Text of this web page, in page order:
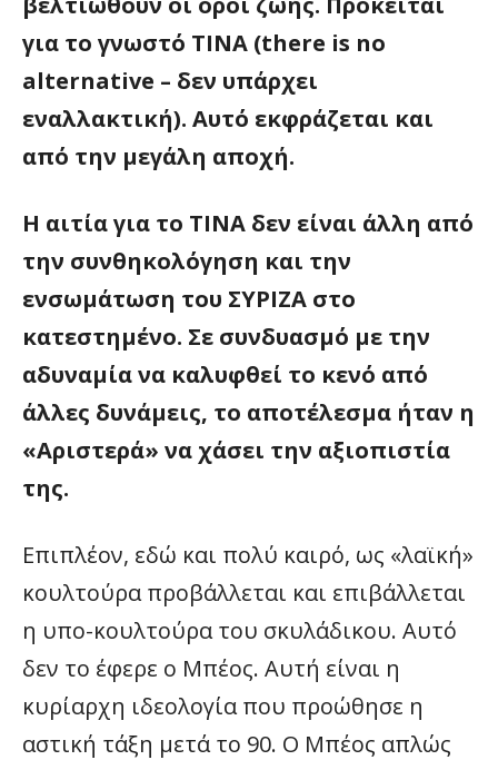
για το γνωστό ΤΙΝΑ (there is no
alternative – δεν υπάρχει
εναλλακτική). Αυτό εκφράζεται και
από την μεγάλη αποχή.
Η αιτία για το ΤΙΝΑ δεν είναι άλλη από
την συνθηκολόγηση και την
ενσωμάτωση του ΣΥΡΙΖΑ στο
κατεστημένο. Σε συνδυασμό με την
αδυναμία να καλυφθεί το κενό από
άλλες δυνάμεις, το αποτέλεσμα ήταν η
«Αριστερά» να χάσει την αξιοπιστία
της.
Επιπλέον, εδώ και πολύ καιρό, ως «λαϊκή»
κουλτούρα προβάλλεται και επιβάλλεται
η υπο-κουλτούρα του σκυλάδικου. Αυτό
δεν το έφερε ο Μπέος. Αυτή είναι η
κυρίαρχη ιδεολογία που προώθησε η
αστική τάξη μετά το 90. Ο Μπέος απλώς